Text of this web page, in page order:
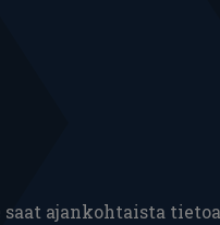
ajankohtaista